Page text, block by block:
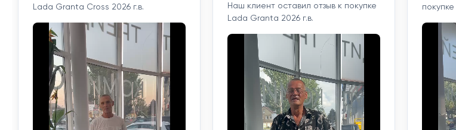
Lada Granta Cross 2026 г.в.
Наш клиент оставил отзыв к покупке
Lada Granta 2026 г.в.